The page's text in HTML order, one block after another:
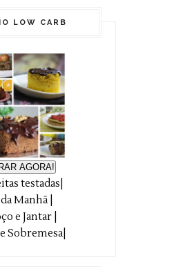
LOW CARB
AGORA!
testadas|
da Manhã |
e Jantar |
Sobremesa|